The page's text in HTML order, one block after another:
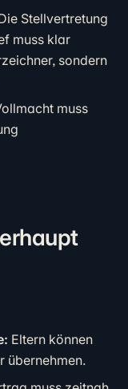
Stellvertretung
muss klar
sondern
muss
Eltern können
übernehmen.